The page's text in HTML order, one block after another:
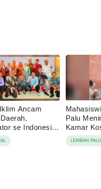
Ancam
se Indonesia
APBD Berbasis
Lingkungan
Palu
Kamar
Tolak
LEMBAH PALU